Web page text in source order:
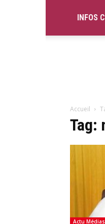
INFOS
Accueil
Tag:
Actu